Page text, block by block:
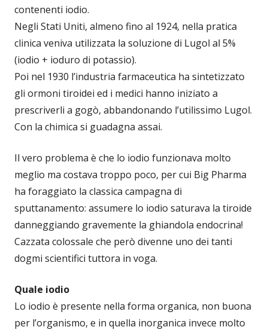
contenenti iodio.
Negli Stati Uniti, almeno fino al 1924, nella pratica
clinica veniva utilizzata la soluzione di Lugol al 5%
(iodio + ioduro di potassio).
Poi nel 1930 l’industria farmaceutica ha sintetizzato
gli ormoni tiroidei ed i medici hanno iniziato a
prescriverli a gogò, abbandonando l’utilissimo Lugol.
Con la chimica si guadagna assai.
Il vero problema è che lo iodio funzionava molto
meglio ma costava troppo poco, per cui Big Pharma
ha foraggiato la classica campagna di
sputtanamento: assumere lo iodio saturava la tiroide
danneggiando gravemente la ghiandola endocrina!
Cazzata colossale che però divenne uno dei tanti
dogmi scientifici tuttora in voga.
Quale iodio
Lo iodio è presente nella forma organica, non buona
per l’organismo, e in quella inorganica invece molto